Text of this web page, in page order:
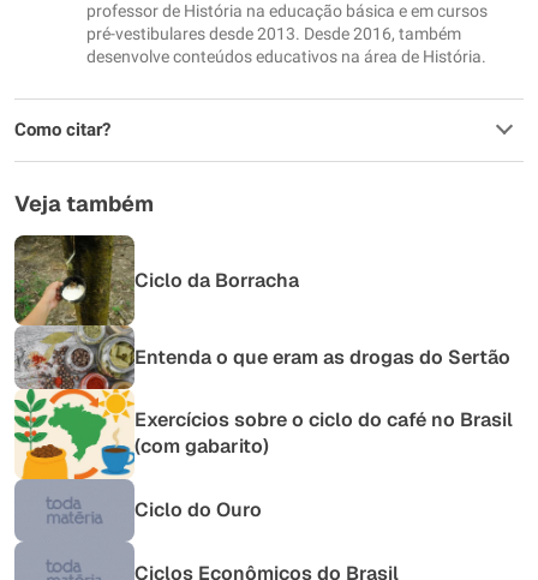
professor de História na educação básica e em cursos
pré-vestibulares desde 2013. Desde 2016, também
desenvolve conteúdos educativos na área de História.
Como citar?
Veja também
Ciclo da Borracha
Entenda o que eram as drogas do Sertão
Exercícios sobre o ciclo do café no Brasil
(com gabarito)
Ciclo do Ouro
Ciclos Econômicos do Brasil